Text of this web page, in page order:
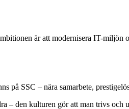
är att modernisera IT-
SSC – nära samarbete,
– den kulturen gör att man trivs